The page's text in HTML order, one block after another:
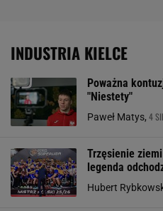
INDUSTRIA KIELCE
Poważna
"Niestety"
Paweł Matys, 4
Trzęsienie
legenda
Hubert